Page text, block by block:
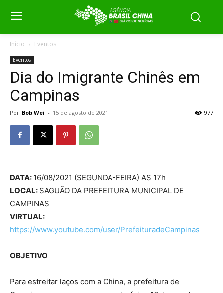
Início Eventos
Eventos
Dia do Imigrante Chinês em
Campinas
Por Bob Wei - 15 de agosto de 2021 977
DATA: 16/08/2021 (SEGUNDA-FEIRA) AS 17h
LOCAL: SAGUÃO DA PREFEITURA MUNICIPAL DE
CAMPINAS
VIRTUAL:
https://www.youtube.com/user/PrefeituradeCampinas
OBJETIVO
Para estreitar laços com a China, a prefeitura de